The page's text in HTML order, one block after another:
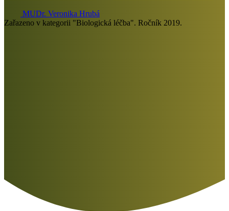
MUDr. Veronika Hrubá
Zařazeno v kategorii "Biologická léčba". Ročník 2019.